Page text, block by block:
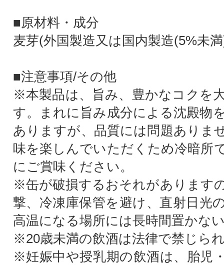
■原材料・成分
麦芽(外国製造又は国内製造(5%未
■注意事項/その他
※本製品は、旨み、豊かなコクを
す。まれに旨み成分による沈殿物
ありますが、品質には問題ありま
味を楽しんでいただくため冷暗所
にご賞味ください。
※缶が破損するおそれがあります
撃、冷凍庫保管を避け、直射日光
高温になる場所には長時間置かな
※20歳未満の飲酒は法律で禁じら
※妊娠中や授乳期の飲酒は、胎児